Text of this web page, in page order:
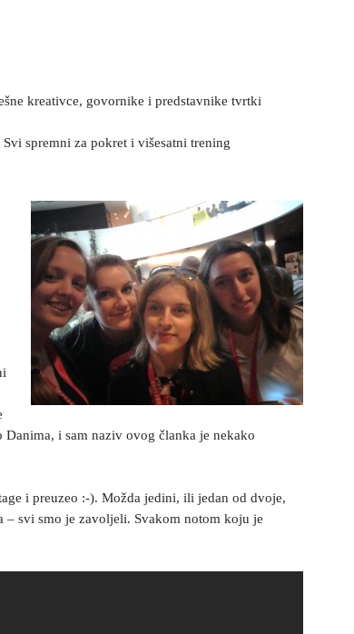
kreativce, govornike i predstavnike tvrtki
Svi spremni za pokret i višesatni trening
i sam naziv ovog članka je nekako
i preuzeo :-). Možda jedini, ili jedan od dvoje,
– svi smo je zavoljeli. Svakom notom koju je